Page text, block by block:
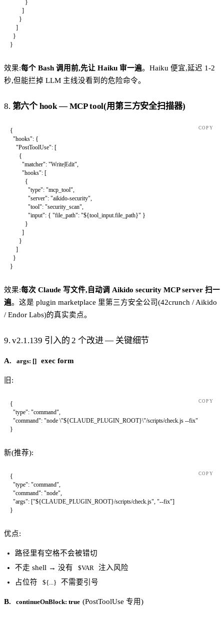
          }
        ]
      }
    ]
  }
}
效果:每个 Bash 调用前,先让 Haiku 审一遍。Haiku 便宜,延迟 1-2
秒,但能拦掉 LLM 主线没看到的危险命令。
8. 第六个 hook — MCP tool(用第三方安全扫描器)
{
  "hooks"
: {
    "PostToolUse"
: [
      {
        "matcher"
: "Write|Edit"
        "hooks"
: [
          {
            "type"
: "mcp_tool"
            "server"
: "aikido-security"
            "tool"
: "security_scan"
            "input"
: { "file_path": "${tool_input.file_path}" }
          }
        ]
      }
    ]
  }
}
COPY
效果:每次 Claude 写文件,自动调 Aikido security MCP server 扫一
遍。这是 plugin marketplace 里第三方安全公司(42crunch / Aikido
/ Endor Labs)的真实卖点。
9. v2.1.139 引入的 2 个改进 — 关键细节
A. args: [] exec form
旧:
{
  "type"
: "command"
  "command"
: "node \"${CLAUDE_PLUGIN_ROOT}\"/scripts/check.js --fix"
}
COPY
新(推荐):
{
  "type"
: "command"
  "command"
: "node"
  "args"
: ["${CLAUDE_PLUGIN_ROOT}/scripts/check.js" "--fix"]
}
COPY
优点:
路径里有空格不会被错切
不走 shell → 没有
$VAR
注入风险
占位符
${...} 不需要引号
B. continueOnBlock: true (PostToolUse 专用)